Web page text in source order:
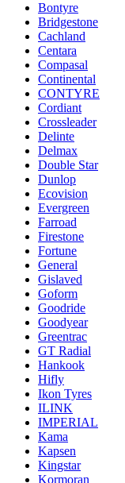
Bontyre
Bridgestone
Cachland
Centara
Compasal
Continental
CONTYRE
Cordiant
Crossleader
Delinte
Delmax
Double Star
Dunlop
Ecovision
Evergreen
Farroad
Firestone
Fortune
General
Gislaved
Goform
Goodride
Goodyear
Greentrac
GT Radial
Hankook
Hifly
Ikon Tyres
ILINK
IMPERIAL
Kama
Kapsen
Kingstar
Kormoran